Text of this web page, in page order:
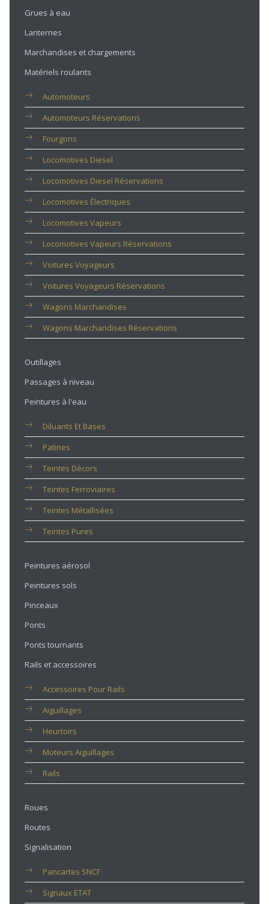
Grues à eau
Lanternes
Marchandises et chargements
Matériels roulants
Automoteurs
Automoteurs Réservations
Fourgons
Locomotives Diesel
Locomotives Diesel Réservations
Locomotives Électriques
Locomotives Vapeurs
Locomotives Vapeurs Réservations
Voitures Voyageurs
Voitures Voyageurs Réservations
Wagons Marchandises
Wagons Marchandises Réservations
Outillages
Passages à niveau
Peintures à l'eau
Diluants Et Bases
Patines
Teintes Décors
Teintes Ferroviaires
Teintes Métallisées
Teintes Pures
Peintures aérosol
Peintures sols
Pinceaux
Ponts
Ponts tournants
Rails et accessoires
Accessoires Pour Rails
Aiguillages
Heurtoirs
Moteurs Aiguillages
Rails
Roues
Routes
Signalisation
Pancartes SNCF
Signaux ETAT